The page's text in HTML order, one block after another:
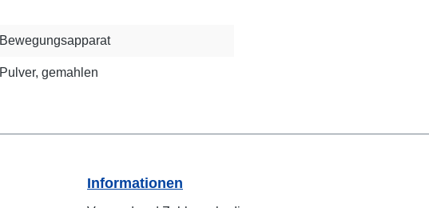
Bewegungsapparat
Pulver, gemahlen
Informationen